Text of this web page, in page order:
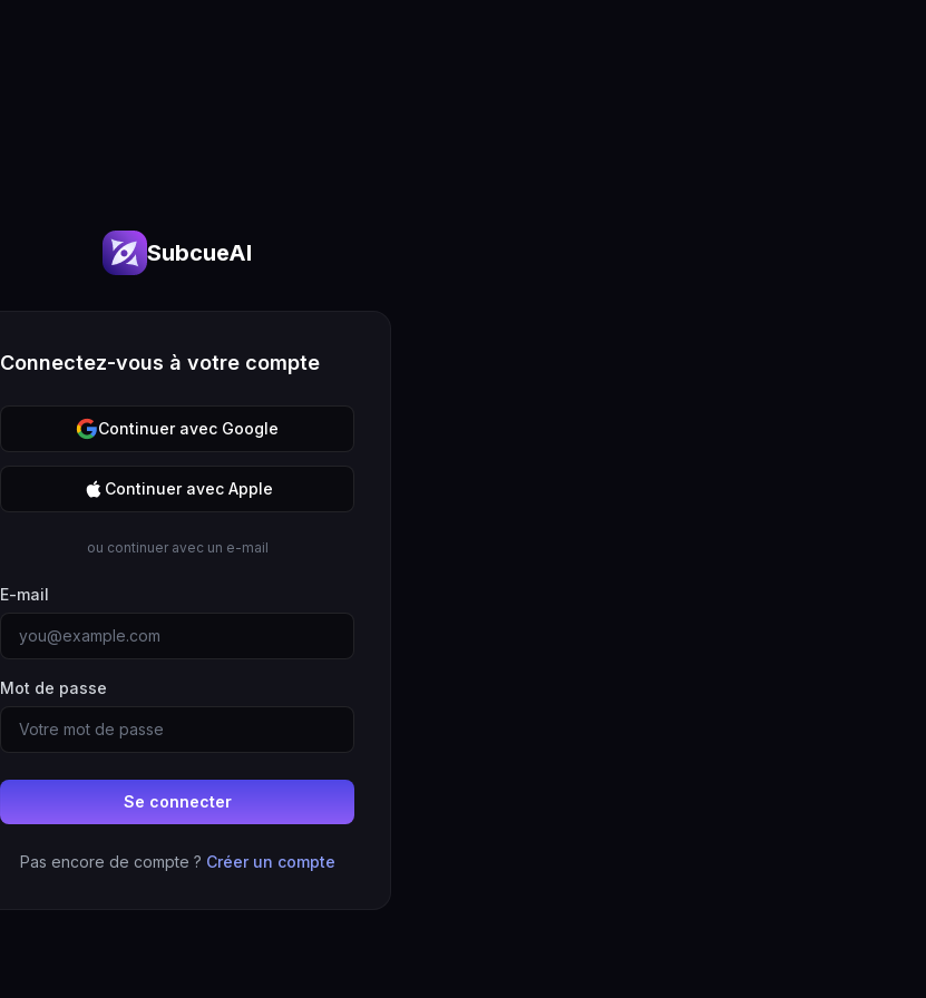
SubcueAI
Connectez-vous à votre compte
Continuer avec Google
Continuer avec Apple
ou continuer avec un e-mail
E-mail
Mot de passe
Se connecter
Pas encore de compte ? Créer un compte